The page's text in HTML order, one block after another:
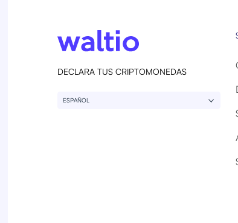
DECLARA TUS CRIPTOMONEDAS
ESPAÑOL